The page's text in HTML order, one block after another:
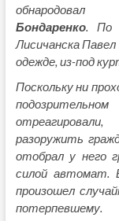
обнародовал
Бондаренко. По
Лисичанска
одежде, из-под
Поскольку ни
разоружить
отобрал у него
силой автомат.
произошел
потерпевшему.